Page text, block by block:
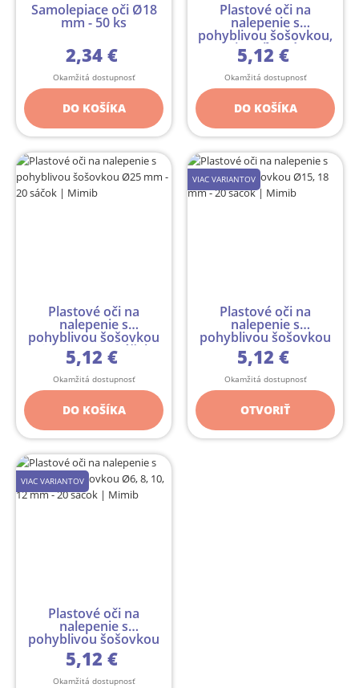
Samolepiace oči Ø18
mm - 50 ks
2,34 €
Okamžitá dostupnosť
DO KOŠÍKA
Plastové oči na
nalepenie s
pohyblivou šošovkou,
mix veľkostí ...
5,12 €
Okamžitá dostupnosť
DO KOŠÍKA
Plastové oči na
nalepenie s
pohyblivou šošovkou
Ø25 mm - 20 sáčok
5,12 €
Okamžitá dostupnosť
DO KOŠÍKA
VIAC VARIANTOV
Plastové oči na
nalepenie s
pohyblivou šošovkou
Ø15, 18 mm - 2...
5,12 €
Okamžitá dostupnosť
OTVORIŤ
VIAC VARIANTOV
Plastové oči na
nalepenie s
pohyblivou šošovkou
Ø6, 8, 10, 12 ...
5,12 €
Okamžitá dostupnosť